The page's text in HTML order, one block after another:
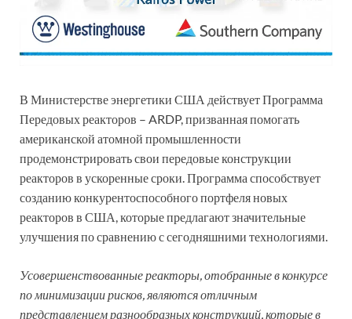
В Министерстве энергетики США действует Программа
Передовых реакторов – ARDP, призванная помогать
американской атомной промышленности
продемонстрировать свои передовые конструкции
реакторов в ускоренные сроки. Программа способствует
созданию конкурентоспособного портфеля новых
реакторов в США, которые предлагают значительные
улучшения по сравнению с сегодняшними технологиями.
Усовершенствованные реакторы, отобранные в конкурсе
по минимизации рисков, являются отличным
представлениемразнообразных конструкций, которые в